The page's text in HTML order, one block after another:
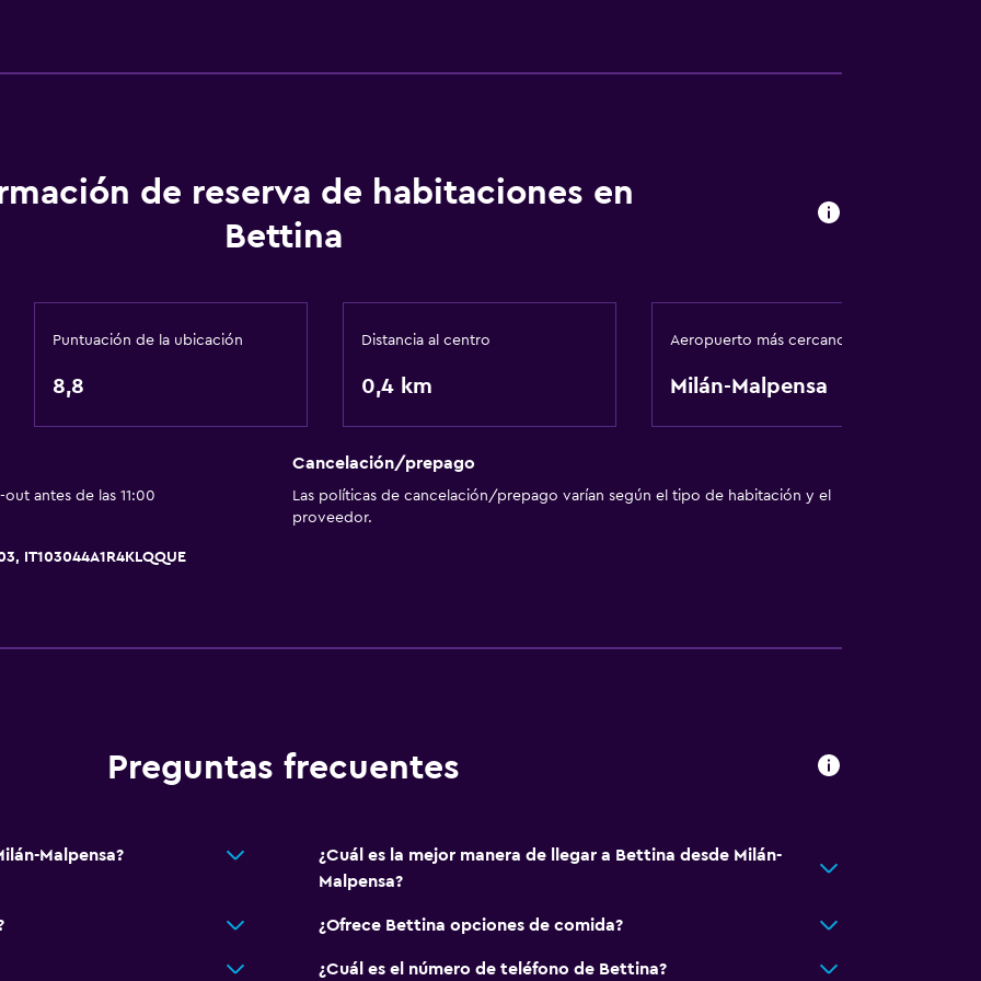
(pueden aplicar cargos extra)
Baño
Ducha
Bidé
Baño privado
Actividades
Perchero
Salud y seguridad
de reserva de habitaciones en
Bettina
Puntuación de la ubicación
8,8
Distancia al centro
0,4 km
Aeropuerto más cercano
Milán-Malpensa
antes de las 11:00
Cancelación/prepago
Las políticas de cancelación/prepago varían según el tipo de habitación y el
proveedor.
IT103044A1R4KLQQUE
Preguntas frecuentes
Malpensa?
¿Cuál es la mejor manera de llegar a Bettina desde Milán-
Malpensa?
¿Ofrece Bettina opciones de comida?
¿Cuál es el número de teléfono de Bettina?